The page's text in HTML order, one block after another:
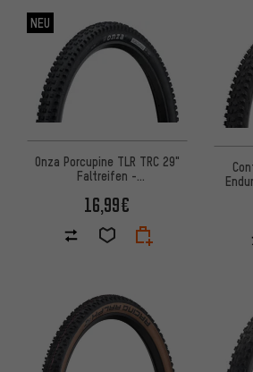
NEU
Onza Porcupine TLR TRC 29"
Faltreifen -
16,99€